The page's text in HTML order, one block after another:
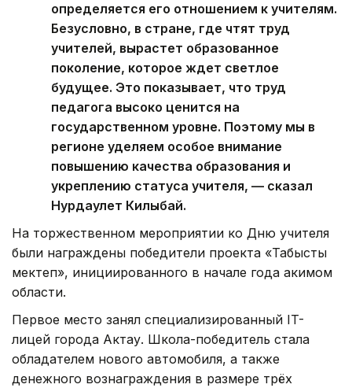
определяется его отношением к учителям.
Безусловно, в стране, где чтят труд
учителей, вырастет образованное
поколение, которое ждет светлое
будущее. Это показывает, что труд
педагога высоко ценится на
государственном уровне. Поэтому мы в
регионе уделяем особое внимание
повышению качества образования и
укреплению статуса учителя, — сказал
Нурдаулет Килыбай.
На торжественном мероприятии ко Дню учителя
были награждены победители проекта «Табысты
мектеп», инициированного в начале года акимом
области.
Первое место занял специализированный IT-
лицей города Актау. Школа-победитель стала
обладателем нового автомобиля, а также
денежного вознаграждения в размере трёх